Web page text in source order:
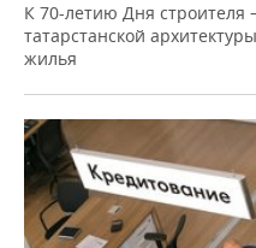
К 70-летию Дня строителя
татарстанской
жилья